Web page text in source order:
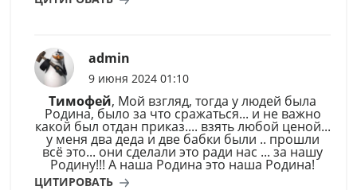
admin
9 июня 2024 01:10
Тимофей, Мой взгляд, тогда у людей была
Родина, было за что сражаться... и не важно
какой был отдан приказ.... взять любой ценой...
у меня два деда и две бабки были .. прошли
всё это... они сделали это ради нас ... за нашу
Родину!!! А наша Родина это наша Родина!
ЦИТИРОВАТЬ